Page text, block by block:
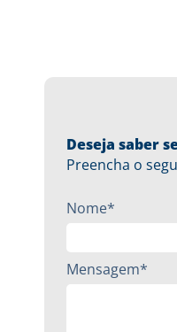
Deseja saber
Preencha o
Nome*
Mensagem*